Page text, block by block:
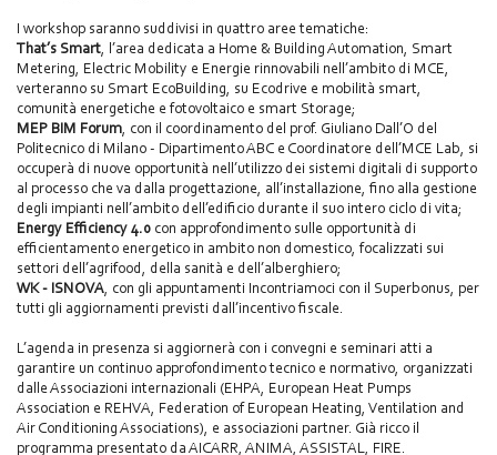
I workshop saranno suddivisi in quattro aree tematiche:
That’s Smart, l’area dedicata a Home & Building Automation, Smart
Metering, Electric Mobility e Energie rinnovabili nell’ambito di MCE,
verteranno su Smart EcoBuilding, su Ecodrive e mobilità smart,
comunità energetiche e fotovoltaico e smart Storage;
MEP BIM Forum, con il coordinamento del prof. Giuliano Dall’O del
Politecnico di Milano - Dipartimento ABC e Coordinatore dell’MCE Lab, si
occuperà di nuove opportunità nell’utilizzo dei sistemi digitali di supporto
al processo che va dalla progettazione, all’installazione, fino alla gestione
degli impianti nell’ambito dell’edificio durante il suo intero ciclo di vita;
Energy Efficiency 4.0 con approfondimento sulle opportunità di
efficientamento energetico in ambito non domestico, focalizzati sui
settori dell’agrifood, della sanità e dell’alberghiero;
WK - ISNOVA, con gli appuntamenti Incontriamoci con il Superbonus, per
tutti gli aggiornamenti previsti dall’incentivo fiscale.
L’agenda in presenza si aggiornerà con i convegni e seminari atti a
garantire un continuo approfondimento tecnico e normativo, organizzati
dalle Associazioni internazionali (EHPA, European Heat Pumps
Association e REHVA, Federation of European Heating, Ventilation and
Air Conditioning Associations), e associazioni partner. Già ricco il
programma presentato da AICARR, ANIMA, ASSISTAL, FIRE.